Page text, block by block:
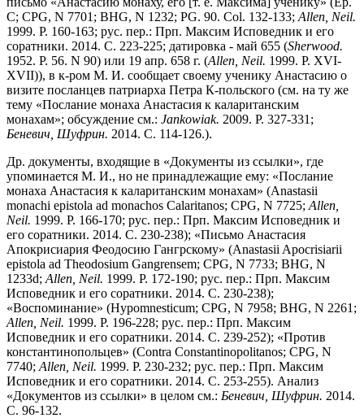
С; CPG, N 7701; BHG, N 1232; PG. 90. Col. 132-133; Allen, Neil.
1999. P. 160-163; рус. пер.: Прп. Максим Исповедник и его
соратники. 2014. С. 223-225; датировка - май 655 (Sherwood.
1952. P. 56. N 90) или 19 апр. 658 г. (Allen, Neil. 1999. P. XVI-
XVII)), в к-ром М. И. сообщает своему ученику Анастасию о
визите посланцев патриарха Петра К-польского (см. на ту же
тему «Послание монаха Анастасия к калаританским
монахам»; обсуждение см.: Jankowiak. 2009. P. 327-331;
Беневич, Шуфрин. 2014. С. 114-126.).
Др. документы, входящие в «Документы из ссылки», где
упоминается М. И., но не принадлежащие ему: «Послание
монаха Анастасия к калаританским монахам» (Anastasii
monachi epistola ad monachos Calaritanos; CPG, N 7725; Allen,
Neil. 1999. P. 166-170; рус. пер.: Прп. Максим Исповедник и
его соратники. 2014. С. 230-238); «Письмо Анастасия
Апокрисиария Феодосию Гангрскому» (Anastasii Apocrisiarii
epistola ad Theodosium Gangrensem; CPG, N 7733; BHG, N
1233d; Allen, Neil. 1999. P. 172-190; рус. пер.: Прп. Максим
Исповедник и его соратники. 2014. С. 230-238);
«Воспоминание» (Hypomnesticum; CPG, N 7958; BHG, N 2261;
Allen, Neil. 1999. P. 196-228; рус. пер.: Прп. Максим
Исповедник и его соратники. 2014. С. 239-252); «Против
константинопольцев» (Contra Constantinopolitanos; CPG, N
7740; Allen, Neil. 1999. P. 230-232; рус. пер.: Прп. Максим
Исповедник и его соратники. 2014. С. 253-255). Анализ
«Документов из ссылки» в целом см.: Беневич, Шуфрин. 2014.
С. 96-132.